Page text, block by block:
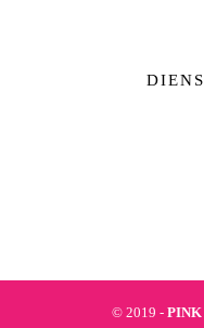
© 2019 - PINK